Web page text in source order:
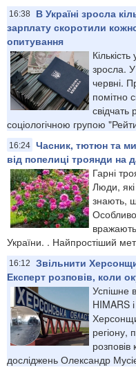
16:38
В Україні зросла
зарплату скоротили
опитування
зросла.
червні.
помітно
свідчать
соціологічною групою
16:24 Часник, тютюн та
від попелиці троянди на
Гарні
Люди,
знають,
Особливо
України. . Найпростіший
16:12
Звільнити
Експерт розповів, коли
Успішне
HIMARS
регіону,
розповів
досліджень Олександр